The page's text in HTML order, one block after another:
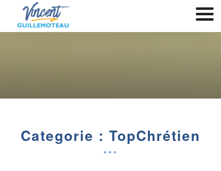
Categorie : TopChrétien